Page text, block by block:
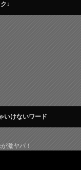
↓
いけないワード
激ヤバ！